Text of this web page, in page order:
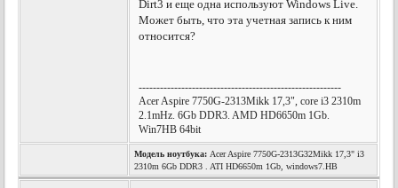
Dirt3 и еще одна используют Windows Live.
Может быть, что эта учетная запись к ним
относится?
---------------------------------------------------------
Acer Aspire 7750G-2313Mikk 17,3", core i3 2310m
2.1mHz. 6Gb DDR3. AMD HD6650m 1Gb.
Win7HB 64bit
Модель ноутбука: Acer Aspire 7750G-2313G32Mikk 17,3" i3
2310m 6Gb DDR3 . ATI HD6650m 1Gb, windows7.HB